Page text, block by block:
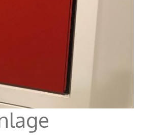
Steinbach
Voraussetzungen